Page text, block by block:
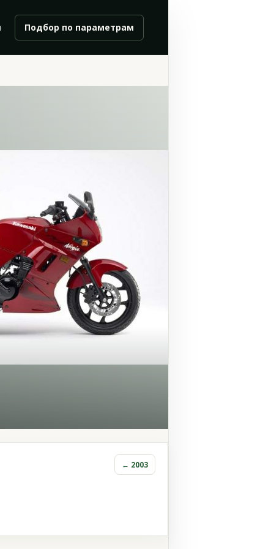
Подбор по параметрам
← 2003